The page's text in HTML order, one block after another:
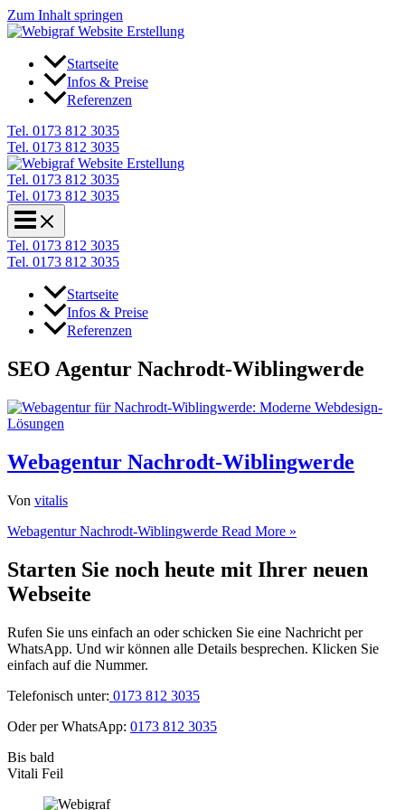
Zum Inhalt springen
Startseite
Infos & Preise
Referenzen
Tel. 0173 812 3035
Tel. 0173 812 3035
Tel. 0173 812 3035
Tel. 0173 812 3035
Tel. 0173 812 3035
Tel. 0173 812 3035
Startseite
Infos & Preise
Referenzen
SEO Agentur Nachrodt-Wiblingwerde
Webagentur Nachrodt-Wiblingwerde
Von vitalis
Webagentur Nachrodt-Wiblingwerde Read More »
Starten Sie noch heute mit Ihrer neuen
Webseite
Rufen Sie uns einfach an oder schicken Sie eine Nachricht per
WhatsApp. Und wir können alle Details besprechen. Klicken Sie
einfach auf die Nummer.
Telefonisch unter: 0173 812 3035
Oder per WhatsApp: 0173 812 3035
Bis bald
Vitali Feil